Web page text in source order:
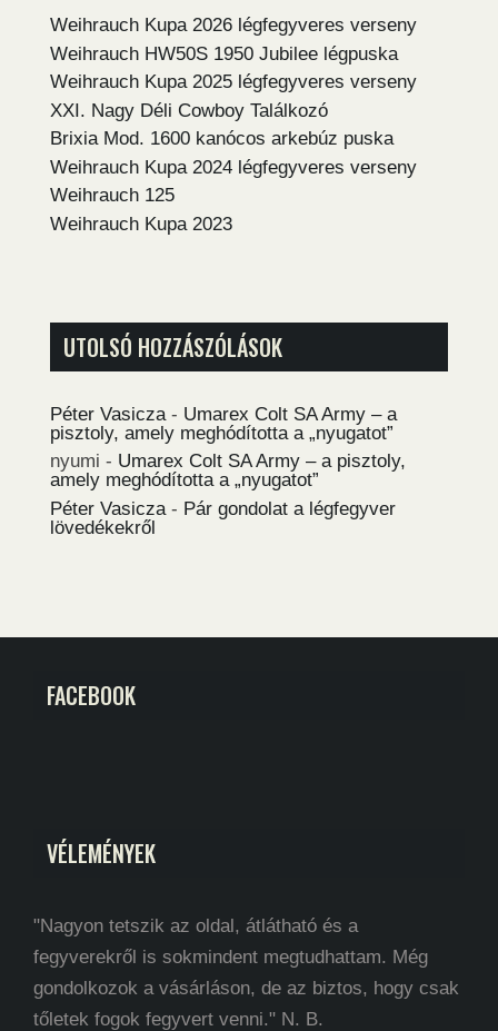
Weihrauch Kupa 2026 légfegyveres verseny
Weihrauch HW50S 1950 Jubilee légpuska
Weihrauch Kupa 2025 légfegyveres verseny
XXI. Nagy Déli Cowboy Találkozó
Brixia Mod. 1600 kanócos arkebúz puska
Weihrauch Kupa 2024 légfegyveres verseny
Weihrauch 125
Weihrauch Kupa 2023
UTOLSÓ HOZZÁSZÓLÁSOK
Péter Vasicza - Umarex Colt SA Army – a
pisztoly, amely meghódította a „nyugatot”
nyumi - Umarex Colt SA Army – a pisztoly,
amely meghódította a „nyugatot”
Péter Vasicza - Pár gondolat a légfegyver
lövedékekről
FACEBOOK
VÉLEMÉNYEK
"Nagyon tetszik az oldal, átlátható és a
fegyverekről is sokmindent megtudhattam. Még
gondolkozok a vásárláson, de az biztos, hogy csak
tőletek fogok fegyvert venni." N. B.